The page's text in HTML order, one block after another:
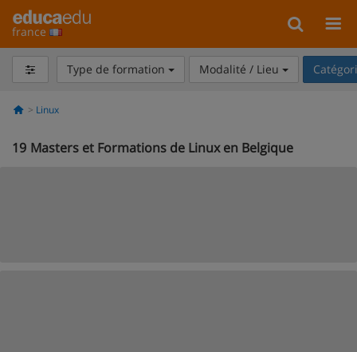
france
Type de formation Modalité / Lieu
Linux
19 Masters et Formations de Linux en Belgique